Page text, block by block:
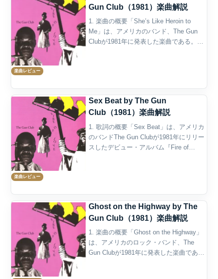
楽曲レビュー
Gun Club（1981）楽曲解説
1. 楽曲の概要「She’s Like Heroin to
Me」は、アメリカのバンド、The Gun
Clubが1981年に発表した楽曲である。デ
楽曲レビュー
Sex Beat by The Gun
Club（1981）楽曲解説
1. 歌詞の概要「Sex Beat」は、アメリカ
のバンドThe Gun Clubが1981年にリリー
スしたデビュー・アルバム『Fire of
Ghost on the Highway by The
Gun Club（1981）楽曲解説
1. 楽曲の概要「Ghost on the Highway」
は、アメリカのロック・バンド、The
Gun Clubが1981年に発表した楽曲であ